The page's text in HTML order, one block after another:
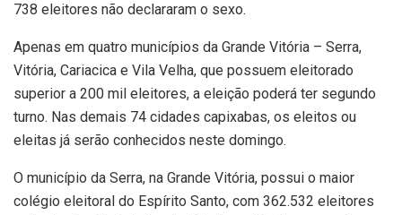
738 eleitores não declararam o sexo.
Apenas em quatro municípios da Grande Vitória – Serra,
Vitória, Cariacica e Vila Velha, que possuem eleitorado
superior a 200 mil eleitores, a eleição poderá ter segundo
turno. Nas demais 74 cidades capixabas, os eleitos ou
eleitas já serão conhecidos neste domingo.
O município da Serra, na Grande Vitória, possui o maior
colégio eleitoral do Espírito Santo, com 362.532 eleitores